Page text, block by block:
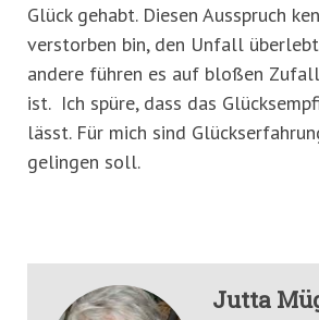
Glück gehabt. Diesen Ausspruch
verstorben bin, den Unfall
andere führen es auf bloßen
ist. Ich spüre, dass das
lässt. Für mich sind
gelingen soll.
Jutta